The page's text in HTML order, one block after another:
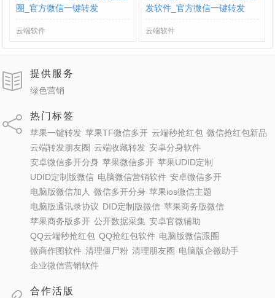
圈_官方微信一键转发
云端软件
发软件_官方微信一键转发
云端软件
提供服务
绿色营销
热门标签
苹果一键转发 苹果TF微信多开 云端秒抢红包 微信抢红包新品
云端转发朋友圈 云端收藏转发 安卓分身软件
安卓微信多开分身 苹果微信多开 苹果UDID定制
UDID定制版微信 电脑微信营销软件 安卓微信多开
电脑版微信加人 微信多开分身 苹果ios微信主题
电脑版通讯录协议 DID定制版微信 苹果商务版微信
苹果商务版多开 公开数据采集 安卓官微辅助
QQ云端秒抢红包 QQ抢红包软件 电脑版微信跟圈
微商作图软件 清理僵尸粉 清理朋友圈 电脑版企微助手
企业微信营销软件
合作活版